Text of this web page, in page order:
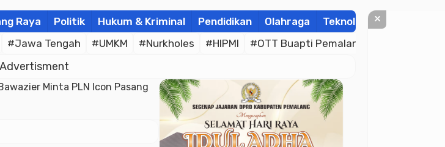
Raya Politik Hukum & Kriminal Pendidikan Olahraga Teknologi
#Jawa Tengah #UMKM #Nurkholes #HIPMI #OTT Buapti Pemalang
Advertisment
Minta PLN Icon Pasang
×